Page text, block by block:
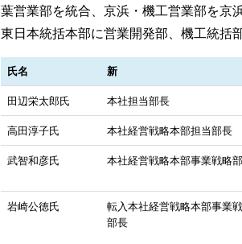
葉営業部を統合、京浜・機工営業部を京
東日本統括本部に営業開発部、機工統括
氏名 新
田辺栄太郎氏 本社担当部長
高田淳子氏
本社経営戦略本部担当部長
武智和彦氏
本社経営戦略本部事業戦略
岩崎公徳氏
転入本社経営戦略本部事業
部長